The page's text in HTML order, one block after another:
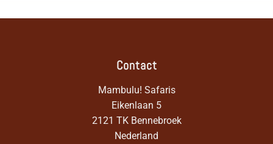
Contact
Mambulu! Safaris
Eikenlaan 5
2121 TK Bennebroek
Nederland